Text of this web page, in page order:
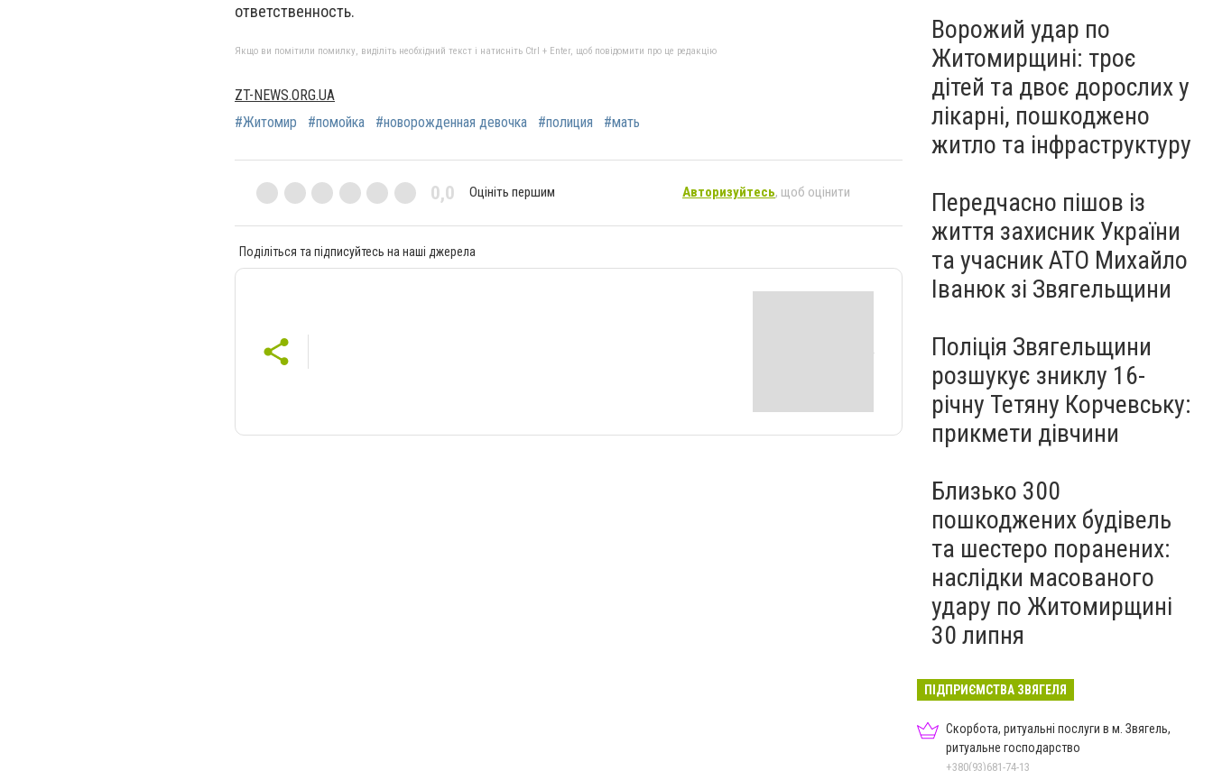
ответственность.
Якщо ви помітили помилку, виділіть необхідний текст і натисніть Ctrl + Enter, щоб повідомити про це редакцію
ZT-NEWS.ORG.UA
#Житомир
#помойка #новорожденная девочка #полиция #мать
0,0 Оцініть першим Авторизуйтесь, щоб оцінити
Поділіться та підписуйтесь на наші джерела
Ворожий удар по
Житомирщині: троє
дітей та двоє дорослих у
лікарні, пошкоджено
житло та інфраструктуру
Передчасно пішов із
життя захисник України
та учасник АТО Михайло
Іванюк зі Звягельщини
Поліція Звягельщини
розшукує зниклу 16-
річну Тетяну Корчевську:
прикмети дівчини
Близько 300
пошкоджених будівель
та шестеро поранених:
наслідки масованого
удару по Житомирщині
30 липня
ПІДПРИЄМСТВА ЗВЯГЕЛЯ
Скорбота, ритуальні послуги в м. Звягель,
ритуальне господарство
+380(93)681-74-13